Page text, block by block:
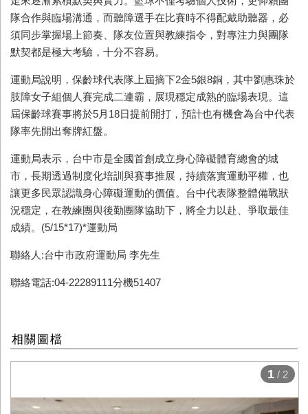
隊合作與臨場溝通，而聽障選手在比賽時不得配戴助聽器，必
須同步掌握場上節奏、隊友位置與教練指令，對專注力與團隊
默契都是極大考驗，十分不容易。
運動局說明，保齡球代表隊上屆摘下2金5銀8銅，其中劉惠珠於
肢障女子組個人賽完成二連霸，展現穩定成熟的臨場表現。這
屆保齡球賽事將於5月18日提前開打，預計也有機會為台中代表
隊率先開出奪牌紅盤。
運動局表示，台中市是全國首創成立身心障礙體育總會的城
市，長期透過制度化培訓與賽事推展，持續落實運動平權，也
讓更多民眾認識身心障礙運動的價值。台中代表隊整體備戰狀
況穩定，在教練團與後勤團隊協助下，將全力以赴、爭取最佳
成績。(5/15*17)*運動局
聯絡人:台中市政府運動局 李先生
聯絡電話:04-22289111分機51407
相關圖檔
1 / 2